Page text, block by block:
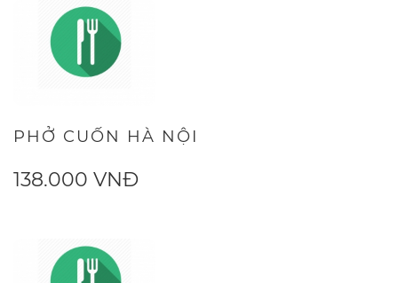
PHỞ CUỐN HÀ NỘI
138.000 VNĐ